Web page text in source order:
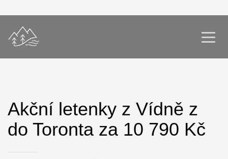
Akční letenky z Vídně z
do Toronta za 10 790 Kč